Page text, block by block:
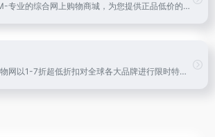
京东JD.COM-专业的综合网上购物商城，为您提供正品低价的购物选择、优质便捷的服务体验。商品来自全球数十万品牌商家，囊括家电、手机、电脑、服装、居家、母婴、美妆、个护、食品、生鲜等丰富品类，满足各种购物需求。
唯品会vip购物网以1-7折超低折扣对全球各大品牌进行限时特卖，商品囊括服装、化妆品、家居、奢侈品等上千品牌。100%正品、低价、货到付款、7天无理由退货。